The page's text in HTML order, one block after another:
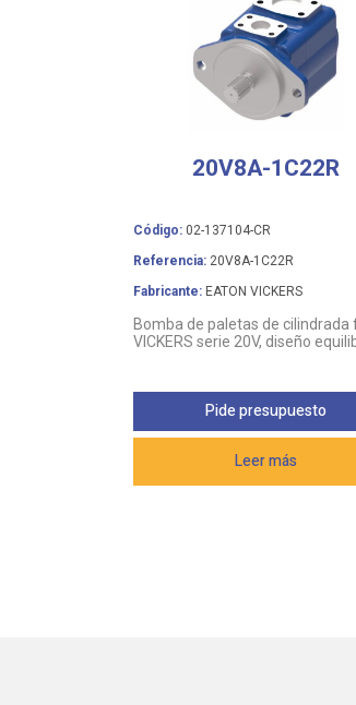
20V8A-1C22R
Código: 02-137104-CR
Referencia: 20V8A-1C22R
Fabricante: EATON VICKERS
Bomba de paletas de cilindrada
VICKERS serie 20V, diseño
Leer más
Pide presupuesto